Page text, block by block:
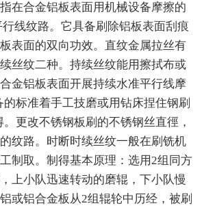
在合金铝板表面用机械设备摩擦的
线纹路。它具备刷除铝板表面刮痕
表面的双向功效。直纹金属拉丝有
丝纹二种。持续丝纹能用擦拭布或
金铝板表面开展持续水准平行线摩
标准着手工技磨或用钻床捏住钢刷
更改不锈钢板刷的不锈钢丝直徑，
纹路。时断时续丝纹一般在刷铣机
制取。制得基本原理：选用2组同方
上小队迅速转动的磨辊，下小队慢
或铝合金板从2组辊轮中历经，被刷